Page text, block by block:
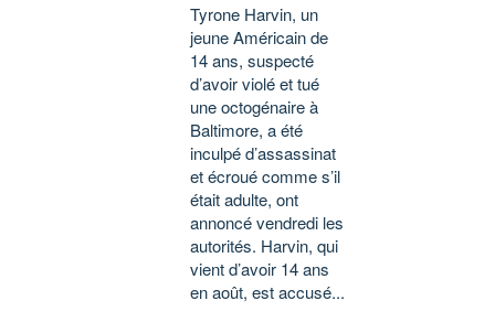
Tyrone Harvin, un
jeune Américain de
14 ans, suspecté
d’avoir violé et tué
une octogénaire à
Baltimore, a été
inculpé d’assassinat
et écroué comme s’il
était adulte, ont
annoncé vendredi les
autorités. Harvin, qui
vient d’avoir 14 ans
en août, est accusé...